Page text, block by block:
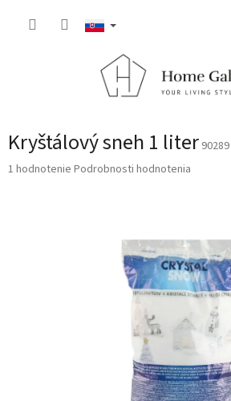
Kryštálový sneh 1 liter 90289
Priemerné
1 hodnotenie Podrobnosti hodnotenia